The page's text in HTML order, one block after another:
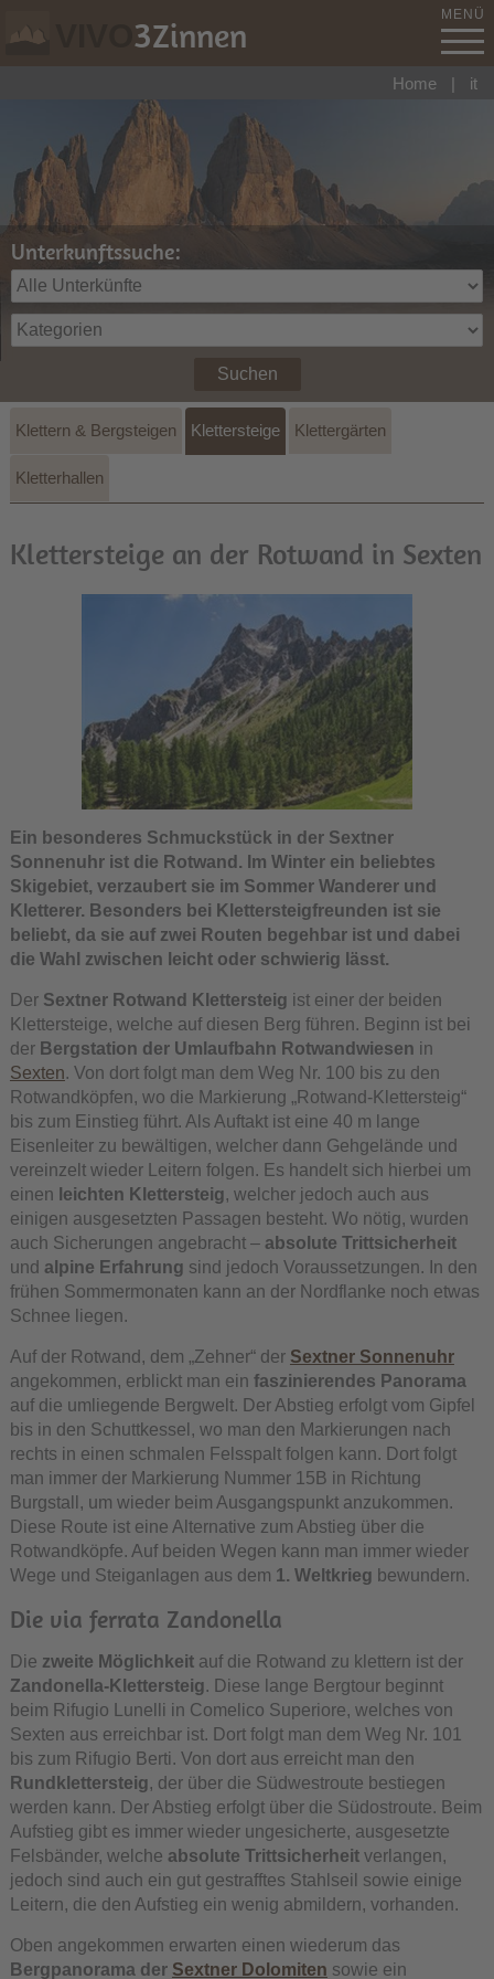
3Zinnen MENÜ
Unterkunftssuche:
Suchen
Home | it
Klettern & Bergsteigen Klettersteige Klettergärten
Kletterhallen
Klettersteige an der Rotwand in Sexten
Ein besonderes Schmuckstück in der Sextner
Sonnenuhr ist die Rotwand. Im Winter ein beliebtes
Skigebiet, verzaubert sie im Sommer Wanderer und
Kletterer. Besonders bei Klettersteigfreunden ist sie
beliebt, da sie auf zwei Routen begehbar ist und dabei
die Wahl zwischen leicht oder schwierig lässt.
Der Sextner Rotwand Klettersteig ist einer der beiden
Klettersteige, welche auf diesen Berg führen. Beginn ist bei
der Bergstation der Umlaufbahn Rotwandwiesen in
Sexten. Von dort folgt man dem Weg Nr. 100 bis zu den
Rotwandköpfen, wo die Markierung „Rotwand-Klettersteig“
bis zum Einstieg führt. Als Auftakt ist eine 40 m lange
Eisenleiter zu bewältigen, welcher dann Gehgelände und
vereinzelt wieder Leitern folgen. Es handelt sich hierbei um
einen leichten Klettersteig, welcher jedoch auch aus
einigen ausgesetzten Passagen besteht. Wo nötig, wurden
auch Sicherungen angebracht – absolute Trittsicherheit
und alpine Erfahrung sind jedoch Voraussetzungen. In den
frühen Sommermonaten kann an der Nordflanke noch etwas
Schnee liegen.
Auf der Rotwand, dem „Zehner“ der Sextner Sonnenuhr
angekommen, erblickt man ein faszinierendes Panorama
auf die umliegende Bergwelt. Der Abstieg erfolgt vom Gipfel
bis in den Schuttkessel, wo man den Markierungen nach
rechts in einen schmalen Felsspalt folgen kann. Dort folgt
man immer der Markierung Nummer 15B in Richtung
Burgstall, um wieder beim Ausgangspunkt anzukommen.
Diese Route ist eine Alternative zum Abstieg über die
Rotwandköpfe. Auf beiden Wegen kann man immer wieder
Wege und Steiganlagen aus dem 1. Weltkrieg bewundern.
Die via ferrata Zandonella
Die zweite Möglichkeitauf die Rotwand zu klettern ist der
Zandonella-Klettersteig. Diese lange Bergtour beginnt
beim Rifugio Lunelli in Comelico Superiore, welches von
Sexten aus erreichbar ist. Dort folgt man dem Weg Nr. 101
bis zum Rifugio Berti. Von dort aus erreicht man den
Rundklettersteig, der über die Südwestroute bestiegen
werden kann. Der Abstieg erfolgt über die Südostroute. Beim
Aufstieg gibt es immer wieder ungesicherte, ausgesetzte
Felsbänder, welche absolute Trittsicherheitverlangen,
jedoch sind auch ein gut gestrafftes Stahlseil sowie einige
Leitern, die den Aufstieg ein wenig abmildern, vorhanden.
Oben angekommen erwarten einen wiederum das
Bergpanorama der Sextner Dolomiten sowie ein